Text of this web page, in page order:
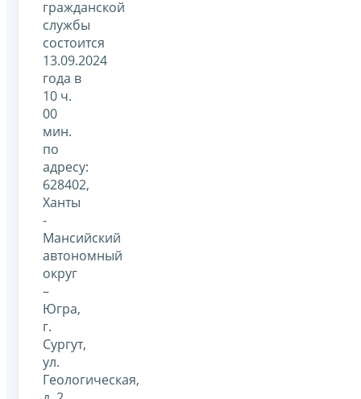
гражданской
службы
состоится
13.09.2024
года в
10 ч.
00
мин.
по
адресу:
628402,
Ханты
-
Мансийский
автономный
округ
–
Югра,
г.
Сургут,
ул.
Геологическая,